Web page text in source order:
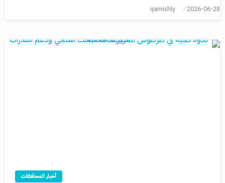
2026-06-28
qamishly
أخبار المحافظات